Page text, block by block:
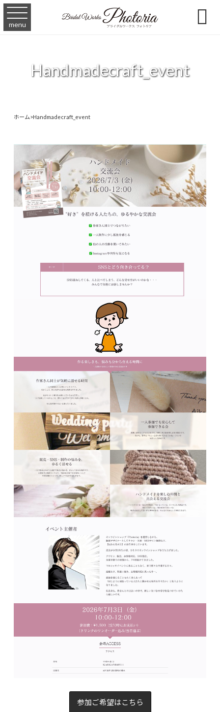
menu 
Handmadecraft_event
ホーム>Handmadecraft_event
参加ご希望はこちら